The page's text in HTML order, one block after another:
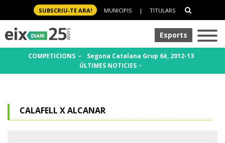
SUBSCRIU-TE ARA! MUNICIPIS | TITULARS
Esports
COMPETICIONS
Segona Catalana Grup 6é, 2012-13
ÚLTIMES NOTICIES
CALAFELL X ALCANAR